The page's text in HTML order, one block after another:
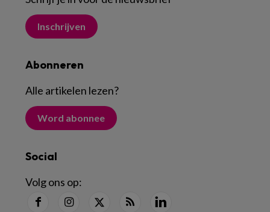
Inschrijven
Abonneren
Alle artikelen lezen?
Word abonnee
Social
Volg ons op: